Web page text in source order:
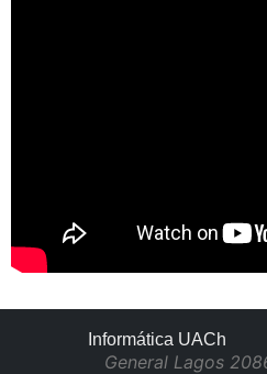
Informática UACh
General Lagos